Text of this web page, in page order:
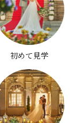
初めて見学